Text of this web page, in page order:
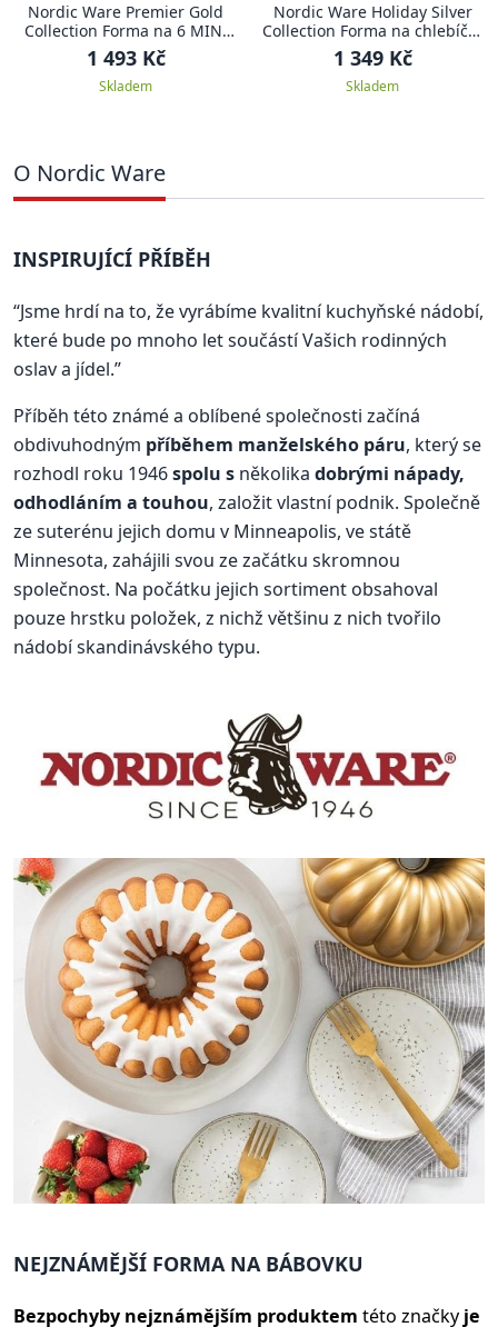
Nordic Ware Premier Gold
Collection Forma na 6 MINI
BÁBOVEK 1,4 l
1 493 Kč
Skladem
Nordic Ware Holiday Silver
Collection Forma na chlebíčky
8 ks VÁNOCE
1 349 Kč
Skladem
O Nordic Ware
INSPIRUJÍCÍ PŘÍBĚH
“Jsme hrdí na to, že vyrábíme kvalitní kuchyňské nádobí,
které bude po mnoho let součástí Vašich rodinných
oslav a jídel.”
Příběh této známé a oblíbené společnosti začíná
obdivuhodným příběhem manželského páru, který se
rozhodl roku 1946spolu s několika dobrými nápady,
odhodláním a touhou, založit vlastní podnik. Společně
ze suterénu jejich domu v Minneapolis, ve státě
Minnesota, zahájili svou ze začátku skromnou
společnost. Na počátku jejich sortiment obsahoval
pouze hrstku položek, z nichž většinu z nich tvořilo
nádobí skandinávského typu.
NEJZNÁMĚJŠÍ FORMA NA BÁBOVKU
Bezpochyby nejznámějším produktem této značky je